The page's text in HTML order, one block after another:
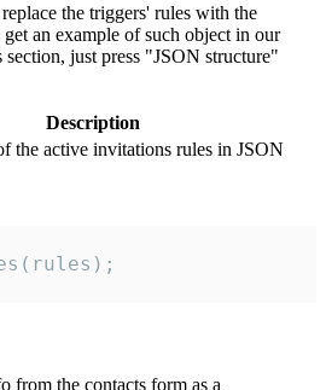
the triggers' rules with the
an example of such object in our
just press "JSON structure"
Description
the active invitations rules in JSON
from the contacts form as a